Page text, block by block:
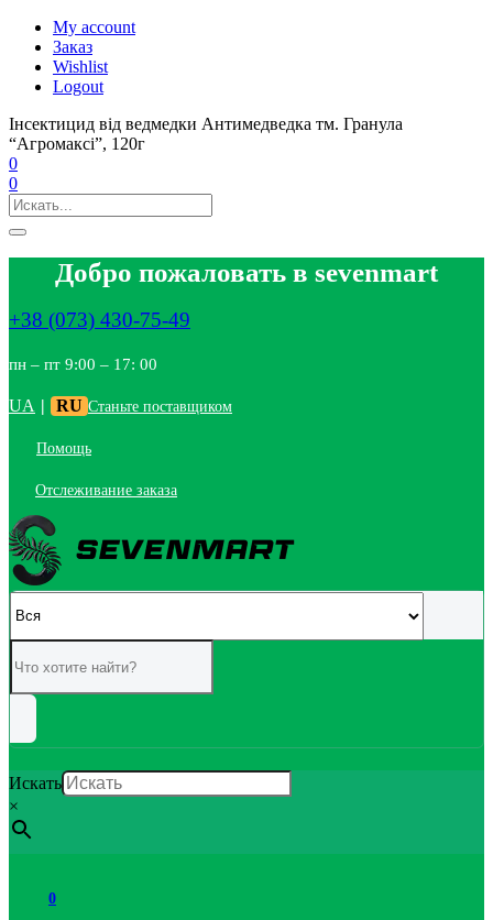
My account
Заказ
Wishlist
Logout
Інсектицид від ведмедки Антимедведка тм. Гранула
“Агромаксі”, 120г
0
0
Добро пожаловать в sevenmart
+38 (073) 430-75-49
пн – пт 9:00 – 17: 00
UA | RU Станьте поставщиком
Помощь
Отслеживание заказа
Искать
×
0